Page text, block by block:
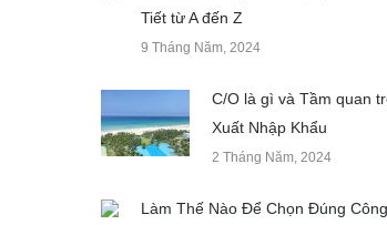
Tiết từ A đến Z
9 Tháng Năm, 2024
C/O là gì và Tầm quan
Xuất Nhập Khẩu
2 Tháng Năm, 2024
Làm Thế Nào Để Chọn Đúng